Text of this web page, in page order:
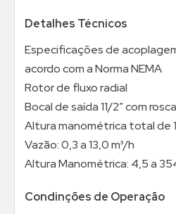
Detalhes Técnicos
Especificações de
acordo com a Norma NEMA
Rotor de fluxo radial
Bocal de saída 11/2” com
Altura manométrica total de 1
Vazão: 0,3 a 13,0 m³/h
Altura Manométrica: 4,5 a
Condinções de Operação